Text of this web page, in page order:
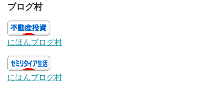
ブログ村
にほんブログ村
にほんブログ村